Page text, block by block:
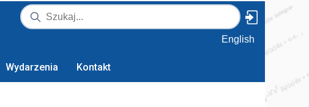
English
Wydarzenia Kontakt